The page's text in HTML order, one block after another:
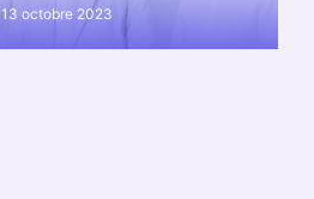
13 octobre 2023